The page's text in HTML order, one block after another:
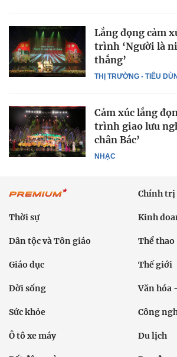
THỊ TRƯỜNG - TIÊU
Lắng đọng cảm
trình ‘Người là
thắng’
NHẠC
Cảm xúc lắng
trình giao lưu
chân Bác’
Chính trị
Thời sự Kinh
Dân tộc và Tôn giáo Thể thao
Giáo dục Thế giới
Đời sống Văn hóa
Sức khỏe Công
Ô tô xe máy Du lịch